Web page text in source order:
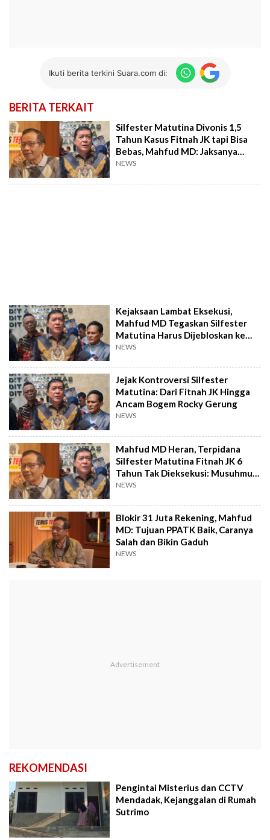
Ikuti berita terkini Suara.com di:
BERITA TERKAIT
Silfester Matutina Divonis 1,5
Tahun Kasus Fitnah JK tapi Bisa
Bebas, Mahfud MD: Jaksanya
Bodoh!
NEWS
Kejaksaan Lambat Eksekusi,
Mahfud MD Tegaskan Silfester
Matutina Harus Dijebloskan ke
Penjara!
NEWS
Jejak Kontroversi Silfester
Matutina: Dari Fitnah JK Hingga
Ancam Bogem Rocky Gerung
NEWS
Mahfud MD Heran, Terpidana
Silfester Matutina Fitnah JK 6
Tahun Tak Dieksekusi: Musuhmu
Itu Negara!
NEWS
Blokir 31 Juta Rekening, Mahfud
MD: Tujuan PPATK Baik, Caranya
Salah dan Bikin Gaduh
NEWS
REKOMENDASI
Pengintai Misterius dan CCTV
Mendadak, Kejanggalan di Rumah
Sutrimo